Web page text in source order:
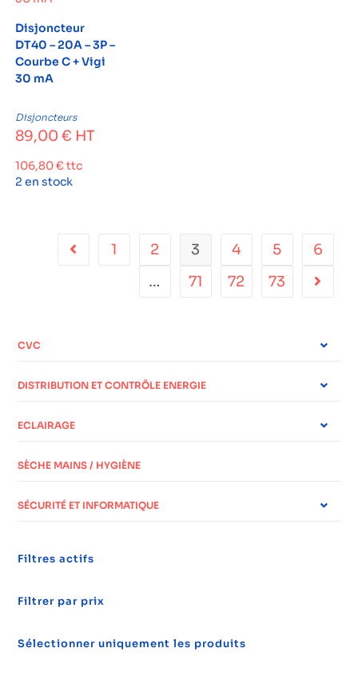
Disjoncteur
DT40 – 20A – 3P –
Courbe C + Vigi
30 mA
Disjoncteurs
89,00 € HT
106,80€ttc
2 en stock
1 2 3 4 5
6
…
71 72 73
CVC
DISTRIBUTION ET CONTRÔLE ENERGIE
ECLAIRAGE
SÈCHE MAINS / HYGIÈNE
SÉCURITÉ ET INFORMATIQUE
Filtres actifs
Filtrer par prix
Sélectionner uniquement les produits